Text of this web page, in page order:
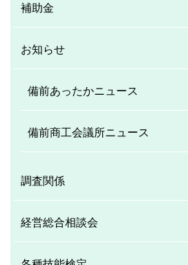
補助金
お知らせ
備前あったかニュース
備前商工会議所ニュース
調査関係
経営総合相談会